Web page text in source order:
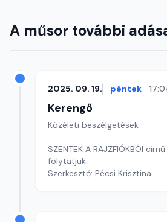
A műsor további
2025. 09. 19. péntek
Kerengő
Közéleti beszélgetések
SZENTEK A RAJZFIÓKBÓl
folytatjuk.
Szerkesztő: Pécsi Krisztina